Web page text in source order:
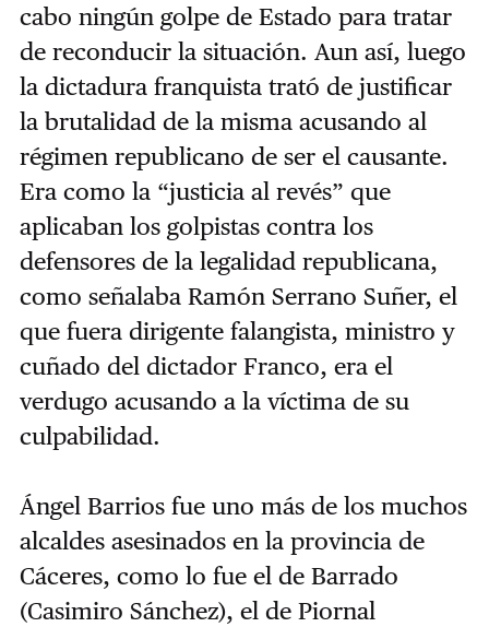
cabo ningún golpe de Estado para tratar
de reconducir la situación. Aun así, luego
la dictadura franquista trató de justificar
la brutalidad de la misma acusando al
régimen republicano de ser el causante.
Era como la “justicia al revés” que
aplicaban los golpistas contra los
defensores de la legalidad republicana,
como señalaba Ramón Serrano Suñer, el
que fuera dirigente falangista, ministro y
cuñado del dictador Franco, era el
verdugo acusando a la víctima de su
culpabilidad.
Ángel Barrios fue uno más de los muchos
alcaldes asesinados en la provincia de
Cáceres, como lo fue el de Barrado
(Casimiro Sánchez), el de Piornal